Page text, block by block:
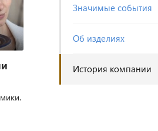
Значимые события
Об изделиях
История компании